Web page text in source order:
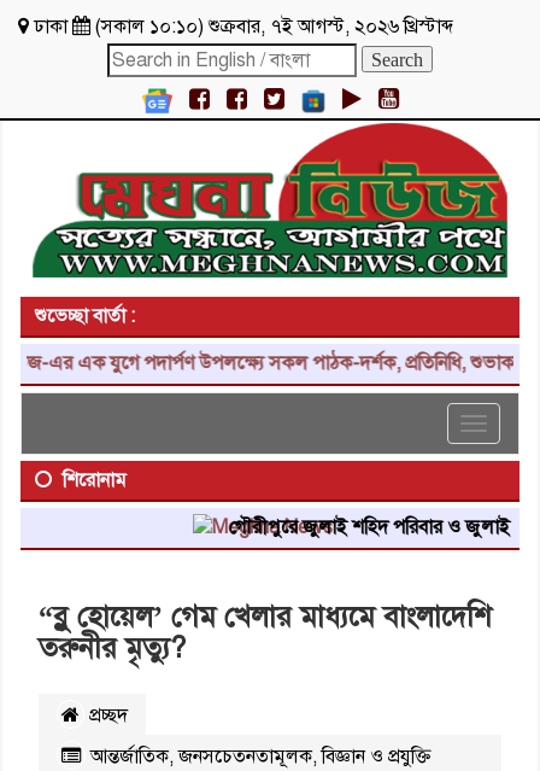
ঢাকা (সকাল ১০:১০)শুক্রবার, ৭ই আগস্ট, ২০২৬ খ্রিস্টাব্দ
শুভেচ্ছা বার্তা :
এক যুগে পদার্পণ উপলক্ষ্যে সকল পাঠক-দর্শক, প্রতিনিধি, শুভাকাঙ্ক্ষী,
Toggle
শিরোনাম
গৌরীপুরে জুলাই শহিদ পরিবার ও জুলাই যোদ্ধাদের
“ব্লু হোয়েল’ গেম খেলার মাধ্যমে বাংলাদেশি
তরুনীর মৃত্যু?
প্রচ্ছদ
আন্তর্জাতিক,জনসচেতনতামূলক,বিজ্ঞান ও প্রযুক্তি